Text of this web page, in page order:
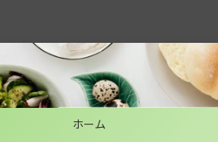
ホーム